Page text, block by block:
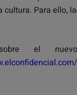
Para ello,
el